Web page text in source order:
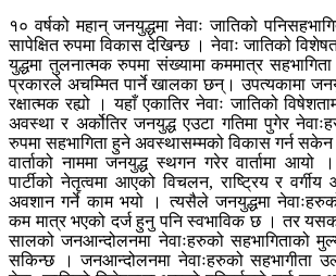
१० वर्षको महान् जनयुद्धमा नेवाः जातिको
सापेक्षित रुपमा विकास देखिन्छ । नेवाः जातिको
युद्धमा तुलनात्मक रुपमा संख्यामा कममात्र
प्रकारले अचम्मित पार्ने खालका छन्। उपत्यकामा
रक्षात्मक रह्यो । यहाँ एकातिर नेवाः जातिको
अवस्था र अर्कोतिर जनयुद्ध एउटा गतिमा पुगेर
रुपमा सहभागिता हुने अवस्थासम्मको विकास गर्न सकेन ।
वार्ताको नाममा जनयुद्ध स्थगन गरेर वार्तामा
पार्टीको नेतृत्वमा आएको विचलन, राष्ट्रिय र
अवशान गर्ने काम भयो । त्यसैले जनयुद्धमा
कम मात्र भएको दर्ज हुनु पनि स्वभाविक छ । तर
सालको जनआन्दोलनमा नेवाःहरुको सहभागिताको
सकिन्छ । जनआन्दोलनमा नेवाःहरुको सहभागीता